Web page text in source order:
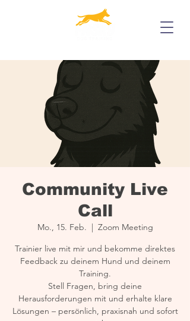
Community Live
Call
Mo., 15. Feb.
  |
Zoom Meeting
Trainier live mit mir und bekomme direktes
Feedback zu deinem Hund und deinem
Training.
Stell Fragen, bring deine
Herausforderungen mit und erhalte klare
Lösungen – persönlich, praxisnah und sofort